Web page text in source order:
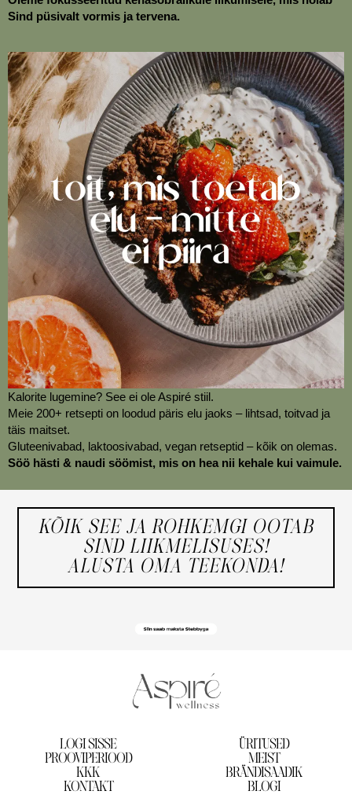
Sind püsivalt vormis ja tervena.
Kalorite lugemine? See ei ole Aspiré stiil.
Meie 200+ retsepti on loodud päris elu jaoks – lihtsad, toitvad ja
täis maitset.
Gluteenivabad, laktoosivabad, vegan retseptid – kõik on olemas.
Söö hästi & naudi söömist, mis on hea nii kehale kui vaimule.
KÕIK SEE JA ROHKEMGI OOTAB
SIND LIIKMELISUSES!
ALUSTA OMA TEEKONDA!
LOGI SISSE
PROOVIPERIOOD
KKK
KONTAKT
ÜRITUSED
MEIST
BRÄNDISAADIK
BLOGI